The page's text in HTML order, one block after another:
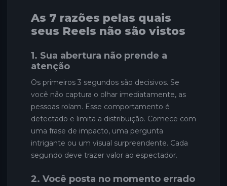
As 7 razões pelas quais
seus Reels não são vistos
1. Sua abertura não prende a
atenção
Os primeiros 3 segundos são decisivos. Se
você não captura o olhar imediatamente, as
pessoas rolam. Esse comportamento é
detectado e limita a distribuição. Comece com
uma frase de impacto, uma pergunta
intrigante ou um visual surpreendente. Cada
segundo deve trazer valor ao espectador.
2. Você posta no momento errado